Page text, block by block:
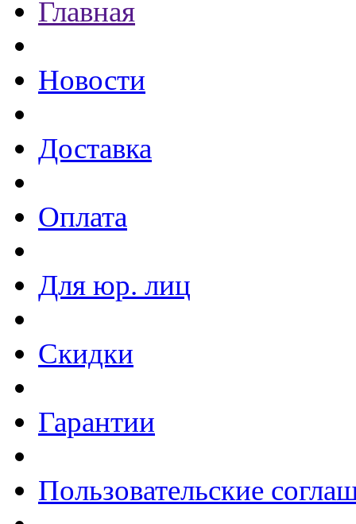
Главная
Новости
Доставка
Оплата
Для юр. лиц
Скидки
Гарантии
Пользовательские